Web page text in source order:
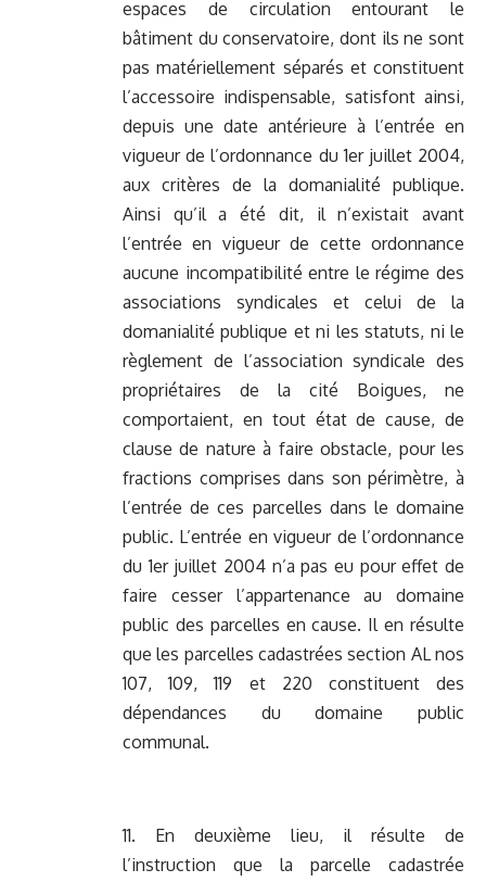
espaces de circulation entourant le
bâtiment du conservatoire, dont ils ne sont
pas matériellement séparés et constituent
l’accessoire indispensable, satisfont ainsi,
depuis une date antérieure à l’entrée en
vigueur de l’ordonnance du 1er juillet 2004,
aux critères de la domanialité publique.
Ainsi qu’il a été dit, il n’existait avant
l’entrée en vigueur de cette ordonnance
aucune incompatibilité entre le régime des
associations syndicales et celui de la
domanialité publique et ni les statuts, ni le
règlement de l’association syndicale des
propriétaires de la cité Boigues, ne
comportaient, en tout état de cause, de
clause de nature à faire obstacle, pour les
fractions comprises dans son périmètre, à
l’entrée de ces parcelles dans le domaine
public. L’entrée en vigueur de l’ordonnance
du 1er juillet 2004 n’a pas eu pour effet de
faire cesser l’appartenance au domaine
public des parcelles en cause. Il en résulte
que les parcelles cadastrées section AL nos
107, 109, 119 et 220 constituent des
dépendances du domaine public
communal.
11. En deuxième lieu, il résulte de
l’instruction que la parcelle cadastrée